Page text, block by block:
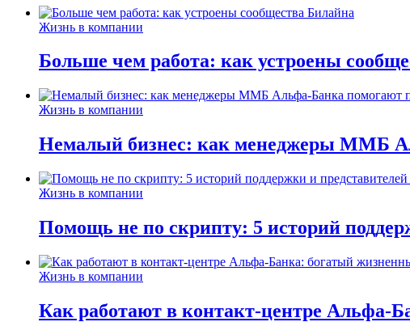
Жизнь в компании
Больше чем работа: как устроены
Жизнь в компании
Немалый бизнес: как менеджеры ММБ
Жизнь в компании
Помощь не по скрипту: 5 историй
Жизнь в компании
Как работают в контакт-центре Альфа-